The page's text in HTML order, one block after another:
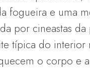
fogueira e uma
por cineastas
típica do interior
o corpo e